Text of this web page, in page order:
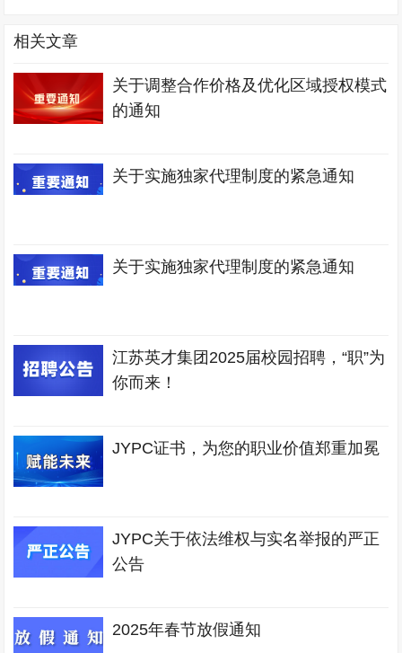
相关文章
关于调整合作价格及优化区域授权模式
的通知
关于实施独家代理制度的紧急通知
关于实施独家代理制度的紧急通知
江苏英才集团2025届校园招聘，“职”为
你而来！
JYPC证书，为您的职业价值郑重加冕
JYPC关于依法维权与实名举报的严正
公告
2025年春节放假通知